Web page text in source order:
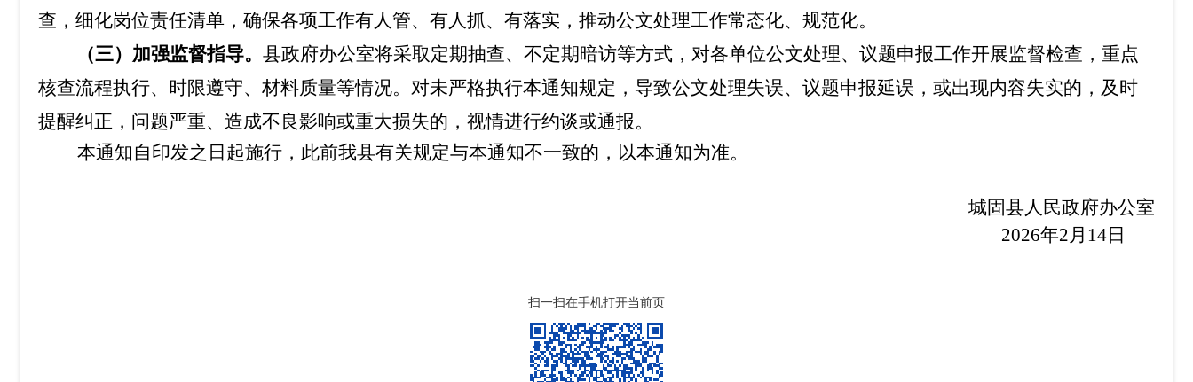
查，细化岗位责任清单，确保各项工作有人管、有人抓、有落实，推动公文处理工作常态化、规范化。
（三）加强监督指导。 县政府办公室将采取定期抽查、不定期暗访等方式，对各单位公文处理、议题申报工作开展监督检查，重点
核查流程执行、时限遵守、材料质量等情况。 对未严格执行本通知规定， 导致公文处理失误、议题申报延误，或出现内容失实的，及时
提醒纠正，问题严重、 造成不良影响或重大损失的， 视情进行约谈或通报。
本通知自印发之日起施行，此前我县有关规定与本通知不一致的，以本通知为准。
城固县人民政府办公室
2026年2月14日
扫一扫在手机打开当前页